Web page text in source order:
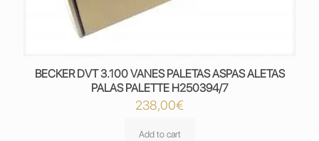
BECKER DVT 3.100 VANES PALETAS ASPAS ALETAS
PALAS PALETTE H250394/7
238,00€
Add to cart